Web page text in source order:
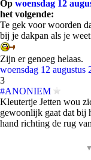
Op woensdag 12
het volgende:
Te gek voor woorden
bij je dakpan als je
Zijn er genoeg helaas.
woensdag 12 augustus
3
#ANONIEM
Kleutertje Jetten wou
gewoonlijk gaat dat bij
hand richting de rug